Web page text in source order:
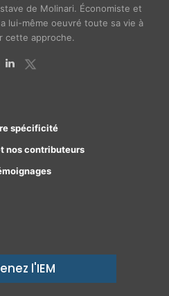
de Molinari. Économiste et
lui-même oeuvré toute sa vie à
cette approche.
spécificité
nos contributeurs
l'IEM